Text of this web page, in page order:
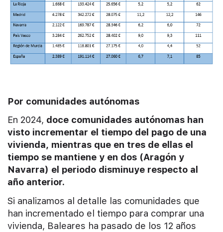
Por comunidades autónomas
En 2024, doce comunidades autónomas han
visto incrementar el tiempo del pago de una
vivienda, mientras que en tres de ellas el
tiempo se mantiene y en dos (Aragón y
Navarra) el periodo disminuye respecto al
año anterior.
Si analizamos al detalle las comunidades que
han incrementado el tiempo para comprar una
vivienda, Baleares ha pasado de los 12 años